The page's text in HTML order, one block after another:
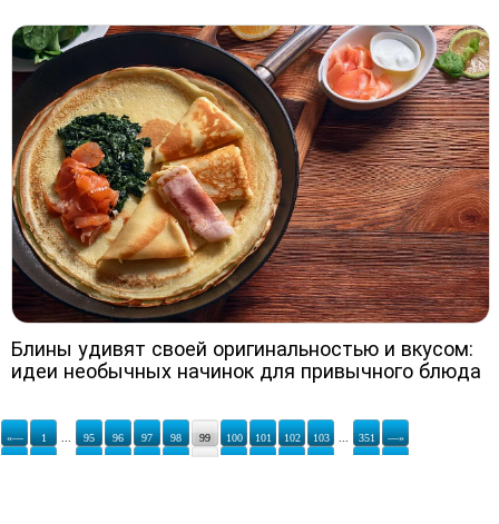
Блины удивят своей оригинальностью и вкусом:
идеи необычных начинок для привычного блюда
«— 1 95 96 97 98 99 100 101 102 103 351 —»